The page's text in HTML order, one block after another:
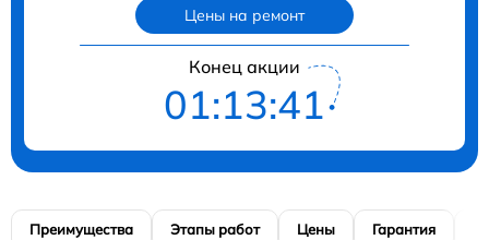
Цены на ремонт
Конец акции
01:13:40
Преимущества Этапы работ Цены Гарантия